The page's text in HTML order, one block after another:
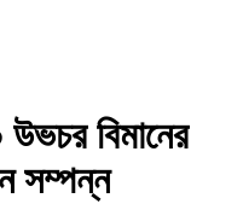
বিমানের
সম্পন্ন